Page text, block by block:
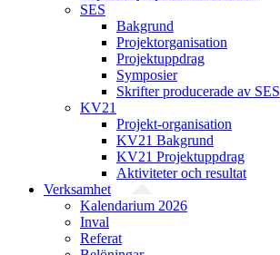
SES
Bakgrund
Projekt­organisation
Projektuppdrag
Symposier
Skrifter producerade av SES
KV21
Projekt-organisation
KV21 Bakgrund
KV21 Projektuppdrag
Aktiviteter och resultat
Verksamhet
Kalendarium 2026
Inval
Referat